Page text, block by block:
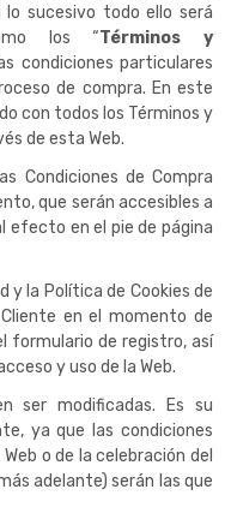
lo sucesivo todo ello será
los “Términos y
condiciones particulares
de compra. En este
con todos los Términos y
de esta Web.
Condiciones de Compra
que serán accesibles a
efecto en el pie de página
y la Política de Cookies de
en el momento de
formulario de registro, así
y uso de la Web.
ser modificadas. Es su
ya que las condiciones
o de la celebración del
adelante) serán las que